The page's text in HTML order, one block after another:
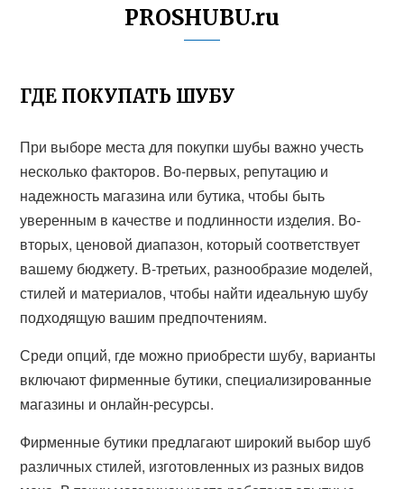
PROSHUBU.ru
ГДЕ ПОКУПАТЬ ШУБУ
При выборе места для покупки шубы важно учесть
несколько факторов. Во-первых, репутацию и
надежность магазина или бутика, чтобы быть
уверенным в качестве и подлинности изделия. Во-
вторых, ценовой диапазон, который соответствует
вашему бюджету. В-третьих, разнообразие моделей,
стилей и материалов, чтобы найти идеальную шубу
подходящую вашим предпочтениям.
Среди опций, где можно приобрести шубу, варианты
включают фирменные бутики, специализированные
магазины и онлайн-ресурсы.
Фирменные бутики предлагают широкий выбор шуб
различных стилей, изготовленных из разных видов